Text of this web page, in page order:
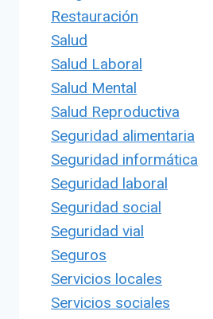
Restauración
Salud
Salud Laboral
Salud Mental
Salud Reproductiva
Seguridad alimentaria
Seguridad informática
Seguridad laboral
Seguridad social
Seguridad vial
Seguros
Servicios locales
Servicios sociales